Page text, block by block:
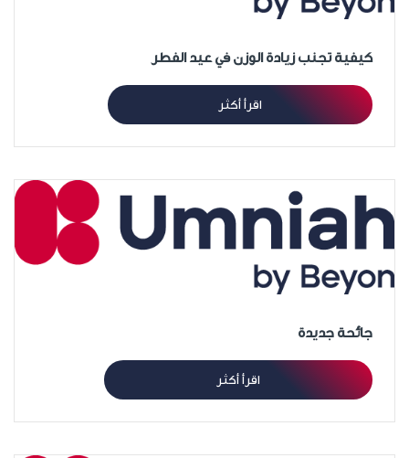
كيفية تجنب زيادة الوزن في عيد الفطر
اقرأ أكثر
جائحة جديدة
اقرأ أكثر